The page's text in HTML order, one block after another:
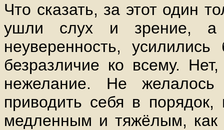
Что сказать, за этот один
ушли слух и зрение,
неуверенность,
безразличие ко всему.
нежелание. Не
приводить себя в
медленным и тяжёлым, как